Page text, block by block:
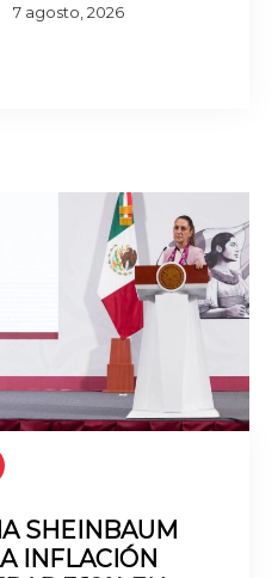
7 agosto, 2026
SHEINBAUM
INFLACIÓN